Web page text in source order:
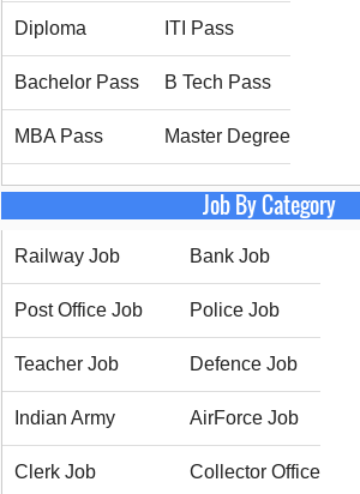
Diploma ITI Pass
Bachelor Pass B Tech Pass
MBA Pass Master Degree
Job By Category
Railway Job Bank Job
Post Office Job Police Job
Teacher Job Defence Job
Indian Army AirForce Job
Clerk Job Collector Office